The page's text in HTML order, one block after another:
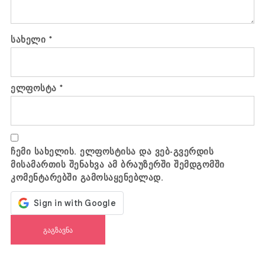
სახელი *
ელფოსტა*
ჩემი სახელის. ელფოსტისა და ვებ-გვერდის
მისამართის შენახვა ამ ბრაუზერში შემდგომში
კომენტარებში გამოსაყენებლად.